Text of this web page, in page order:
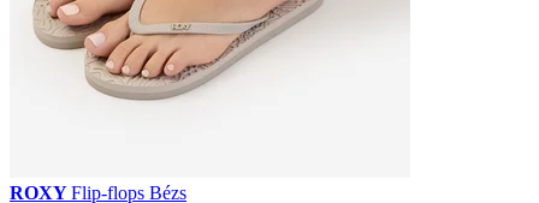
ROXYFlip-flops Bézs